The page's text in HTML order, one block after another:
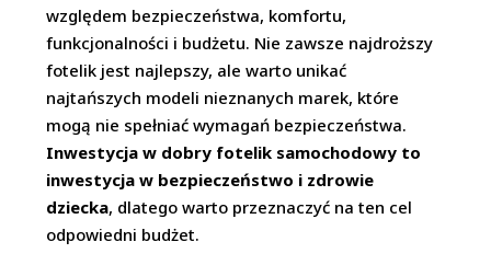
względem bezpieczeństwa, komfortu,
funkcjonalności i budżetu. Nie zawsze najdroższy
fotelik jest najlepszy, ale warto unikać
najtańszych modeli nieznanych marek, które
mogą nie spełniać wymagań bezpieczeństwa.
Inwestycja w dobry fotelik samochodowy to
inwestycja w bezpieczeństwo i zdrowie
dziecka, dlatego warto przeznaczyć na ten cel
odpowiedni budżet.